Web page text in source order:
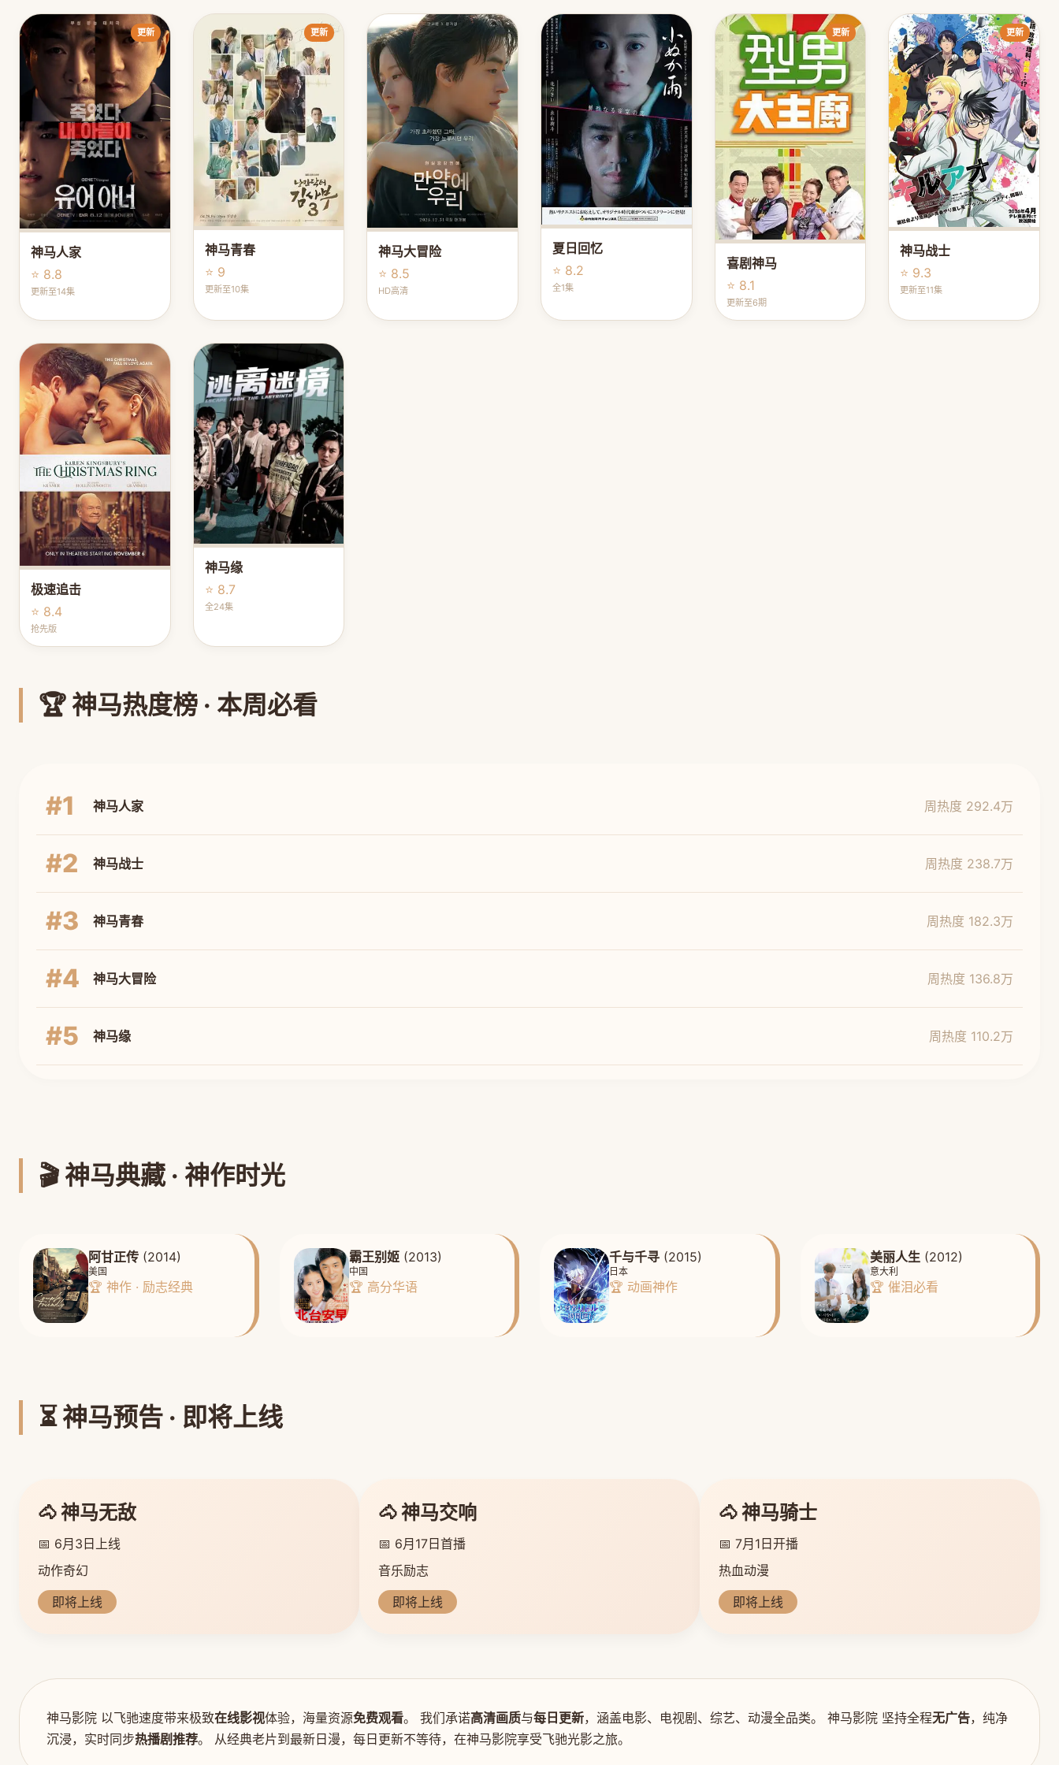
更新
神马人家
⭐ 8.8
更新至14集
更新
神马青春
⭐ 9
更新至10集
神马大冒险
⭐ 8.5
HD高清
夏日回忆
⭐ 8.2
全1集
更新
喜剧神马
⭐ 8.1
更新至6期
更新
神马战士
⭐ 9.3
更新至11集
极速追击
⭐ 8.4
抢先版
神马缘
⭐ 8.7
全24集
🏆 神马热度榜 · 本周必看
#1 神马人家 周热度 292.4万
#2 神马战士 周热度 238.7万
#3 神马青春 周热度 182.3万
#4 神马大冒险 周热度 136.8万
#5 神马缘 周热度 110.2万
🎬 神马典藏 · 神作时光
阿甘正传 (2014)
美国
🏆 神作 · 励志经典
霸王别姬(2013)
中国
🏆 高分华语
千与千寻 (2015)
日本
🏆 动画神作
美丽人生(2012)
意大利
🏆 催泪必看
⏳ 神马预告 · 即将上线
🐴 神马无敌
📅 6月3日上线
动作奇幻
即将上线
🐴 神马交响
📅 6月17日首播
音乐励志
即将上线
🐴 神马骑士
📅 7月1日开播
热血动漫
即将上线
神马影院 以飞驰速度带来极致在线影视体验，海量资源免费观看。 我们承诺高清画质与每日更新，涵盖电影、电视剧、综艺、动漫全品类。 神马影院 坚持全程无广告，纯净
沉浸，实时同步热播剧推荐。 从经典老片到最新日漫，每日更新不等待，在神马影院享受飞驰光影之旅。